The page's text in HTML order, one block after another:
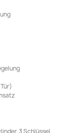
3 Schlüssel,